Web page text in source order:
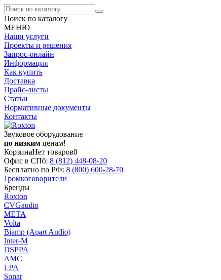
Поиск по каталогу
МЕНЮ
Наши услуги
Проекты и решения
Запрос-онлайн
Информация
Как купить
Доставка
Прайс-листы
Статьи
Нормативные документы
Контакты
Звуковое оборудование
по низким ценам!
КорзинаНет товаров0
Офис в СПб: 8 (812) 448-08-20
Бесплатно по РФ: 8 (800) 600-28-70
Громкоговорители
Бренды
Roxton
CVGaudio
МЕТА
Volta
Biamp (Apart Audio)
Inter-M
DSPPA
AMC
LPA
Sonar